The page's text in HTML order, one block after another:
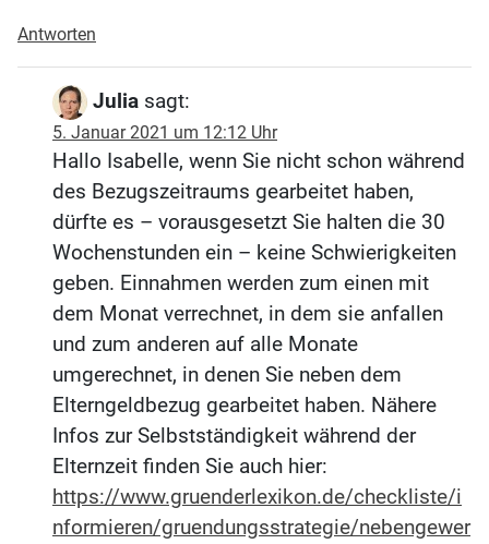
Antworten
Julia sagt:
5. Januar 2021 um 12:12 Uhr
Hallo Isabelle, wenn Sie nicht schon während
des Bezugszeitraums gearbeitet haben,
dürfte es – vorausgesetzt Sie halten die 30
Wochenstunden ein – keine Schwierigkeiten
geben. Einnahmen werden zum einen mit
dem Monat verrechnet, in dem sie anfallen
und zum anderen auf alle Monate
umgerechnet, in denen Sie neben dem
Elterngeldbezug gearbeitet haben. Nähere
Infos zur Selbstständigkeit während der
Elternzeit finden Sie auch hier:
https://www.gruenderlexikon.de/checkliste/i
nformieren/gruendungsstrategie/nebengewer